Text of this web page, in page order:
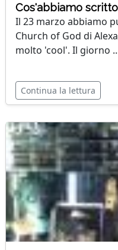
Cos'abbiamo
Il 23 marzo abbiamo
Church of God di
molto 'cool'. Il giorno
Continua la lettura